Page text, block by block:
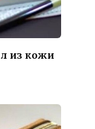
из кожи